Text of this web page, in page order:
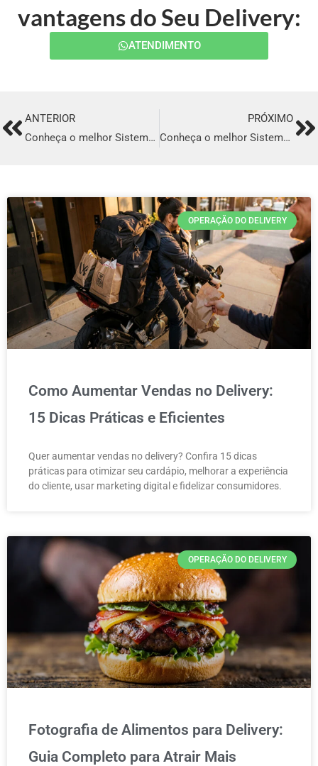
vantagens do Seu Delivery:
ATENDIMENTO
PrevANTERIOR
Conheça o melhor Sistema para Delivery em Ferraz de Vasconcelos
PRÓXIMO
Conheça o melhor Sistema para Delivery em Teresópolis
OPERAÇÃO DO DELIVERY
Como Aumentar Vendas no Delivery:
15 Dicas Práticas e Eficientes
Quer aumentar vendas no delivery? Confira 15 dicas
práticas para otimizar seu cardápio, melhorar a experiência
do cliente, usar marketing digital e fidelizar consumidores.
OPERAÇÃO DO DELIVERY
Fotografia de Alimentos para Delivery:
Guia Completo para Atrair Mais